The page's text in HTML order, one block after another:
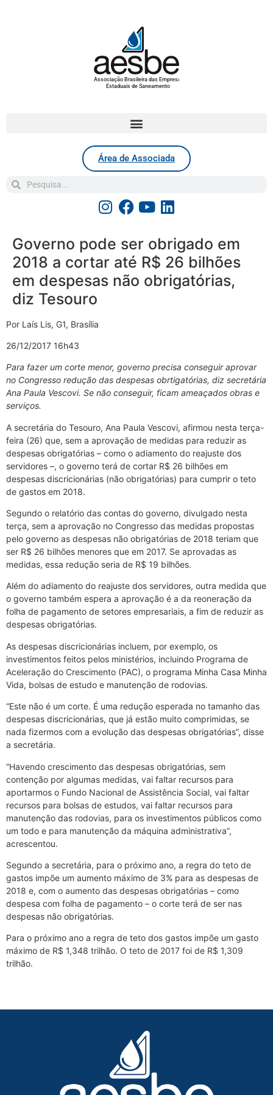
Associação Brasileira das Empresas
Estaduais de Saneamento
Área de Associada
Governo pode ser obrigado em
2018 a cortar até R$ 26 bilhões
em despesas não obrigatórias,
diz Tesouro
Por Laís Lis, G1, Brasília
26/12/2017 16h43
Para fazer um corte menor, governo precisa conseguir aprovar
no Congresso redução das despesas obrtigatórias, diz secretária
Ana Paula Vescovi. Se não conseguir, ficam ameaçados obras e
serviços.
A secretária do Tesouro, Ana Paula Vescovi, afirmou nesta terça-
feira (26) que, sem a aprovação de medidas para reduzir as
despesas obrigatórias – como o adiamento do reajuste dos
servidores –, o governo terá de cortar R$ 26 bilhões em
despesas discricionárias (não obrigatórias) para cumprir o teto
de gastos em 2018.
Segundo o relatório das contas do governo, divulgado nesta
terça, sem a aprovação no Congresso das medidas propostas
pelo governo as despesas não obrigatórias de 2018 teriam que
ser R$ 26 bilhões menores que em 2017. Se aprovadas as
medidas, essa redução seria de R$ 19 bilhões.
Além do adiamento do reajuste dos servidores, outra medida que
o governo também espera a aprovação é a da reoneração da
folha de pagamento de setores empresariais, a fim de reduzir as
despesas obrigatórias.
As despesas discricionárias incluem, por exemplo, os
investimentos feitos pelos ministérios, incluindo Programa de
Aceleração do Crescimento (PAC), o programa Minha Casa Minha
Vida, bolsas de estudo e manutenção de rodovias.
“Este não é um corte. É uma redução esperada no tamanho das
despesas discricionárias, que já estão muito comprimidas, se
nada fizermos com a evolução das despesas obrigatórias”, disse
a secretária.
“Havendo crescimento das despesas obrigatórias, sem
contenção por algumas medidas, vai faltar recursos para
aportarmos o Fundo Nacional de Assistência Social, vai faltar
recursos para bolsas de estudos, vai faltar recursos para
manutenção das rodovias, para os investimentos públicos como
um todo e para manutenção da máquina administrativa”,
acrescentou.
Segundo a secretária, para o próximo ano, a regra do teto de
gastos impõe um aumento máximo de 3% para as despesas de
2018 e, com o aumento das despesas obrigatórias – como
despesa com folha de pagamento – o corte terá de ser nas
despesas não obrigatórias.
Para o próximo ano a regra de teto dos gastos impõe um gasto
máximo de R$ 1,348 trilhão. O teto de 2017 foi de R$ 1,309
trilhão.